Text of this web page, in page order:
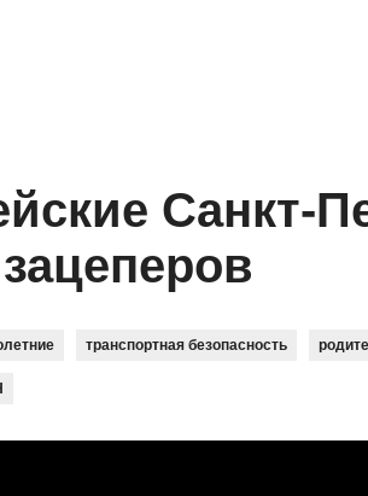
Санкт-
транспортная безопасность